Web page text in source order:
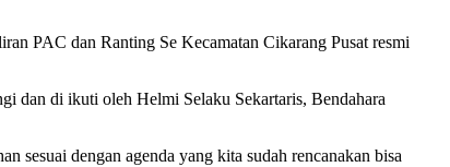
PAC dan Ranting Se Kecamatan Cikarang Pusat resmi
dan di ikuti oleh Helmi Selaku Sekartaris, Bendahara
sesuai dengan agenda yang kita sudah rencanakan bisa